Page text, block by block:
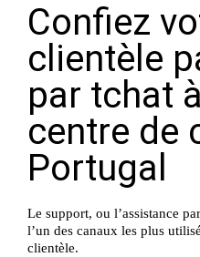
Confiez
clientèle
par tchat
centre de
Portugal
Le support, ou l’assistance
l’un des canaux les plus
clientèle.